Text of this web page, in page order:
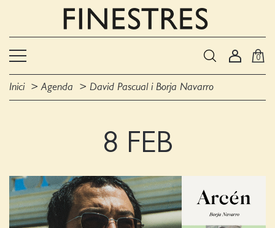
0
Inici Agenda David Pascual i Borja Navarro
8 FEB